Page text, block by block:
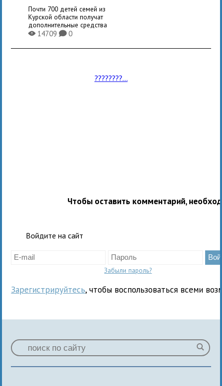
Почти 700 детей семей из
Курской области получат
дополнительные средства
X14709K0
????????...
Чтобы оставить комментарий,
Войдите на сайт
Забыли пароль?
Зарегистрируйтесь, чтобы воспользоваться всеми